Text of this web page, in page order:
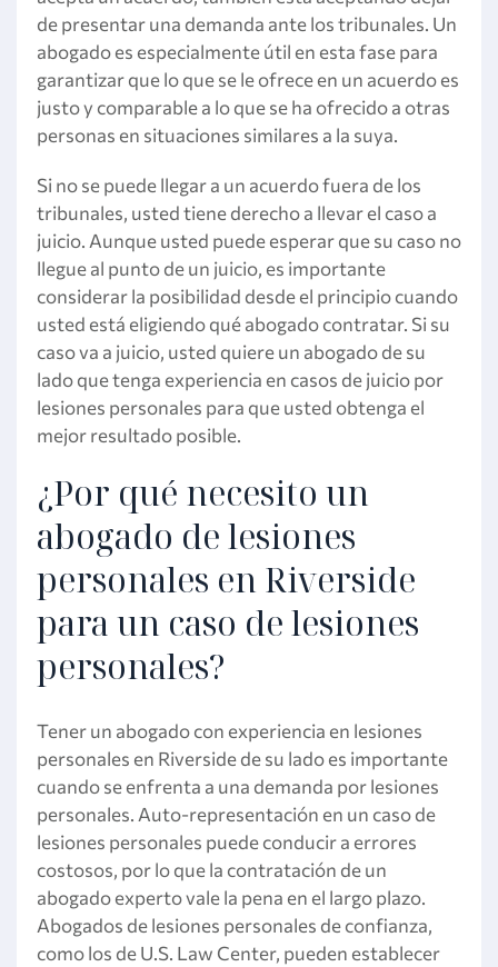
de presentar una demanda ante los tribunales. Un
abogado es especialmente útil en esta fase para
garantizar que lo que se le ofrece en un acuerdo es
justo y comparable a lo que se ha ofrecido a otras
personas en situaciones similares a la suya.
Si no se puede llegar a un acuerdo fuera de los
tribunales, usted tiene derecho a llevar el caso a
juicio. Aunque usted puede esperar que su caso no
llegue al punto de un juicio, es importante
considerar la posibilidad desde el principio cuando
usted está eligiendo qué abogado contratar. Si su
caso va a juicio, usted quiere un abogado de su
lado que tenga experiencia en casos de juicio por
lesiones personales para que usted obtenga el
mejor resultado posible.
¿Por qué necesito un
abogado de lesiones
personales en Riverside
para un caso de lesiones
personales?
Tener un abogado con experiencia en lesiones
personales en Riverside de su lado es importante
cuando se enfrenta a una demanda por lesiones
personales. Auto-representación en un caso de
lesiones personales puede conducir a errores
costosos, por lo que la contratación de un
abogado experto vale la pena en el largo plazo.
Abogados de lesiones personales de confianza,
como los de U.S. Law Center, pueden establecer